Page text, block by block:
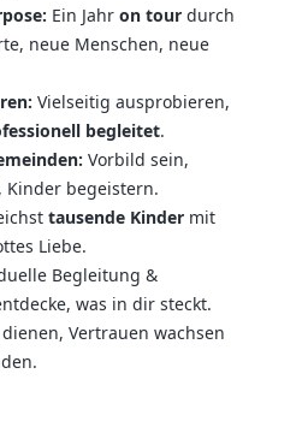
Ein Jahr on tourdurch
neue Menschen, neue
Vielseitig ausprobieren,
begleitet.
Vorbild sein,
begeistern.
tausende Kindermit
Liebe.
Begleitung &
was in dir steckt.
Vertrauen wachsen